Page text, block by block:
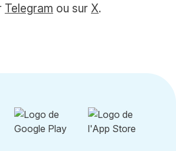
Telegram ou sur X.